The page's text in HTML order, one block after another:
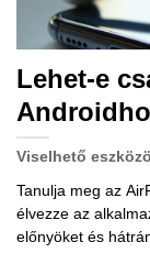
Lehet-e
Viselhető
Tanulja meg az
élvezze az
előnyöket és